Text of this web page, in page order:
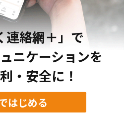
連絡網＋」で
ニケーションを
・安全に！
はじめる